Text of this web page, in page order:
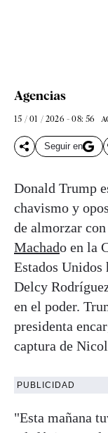
Agencias
15 / 01 / 2026 - 08: 56
Seguir en
Donald Trump
chavismo y
de almorzar con
Machado en la
Estados Unidos
Delcy
en el poder.
presidenta
captura de
PUBLICIDAD
"Esta mañana